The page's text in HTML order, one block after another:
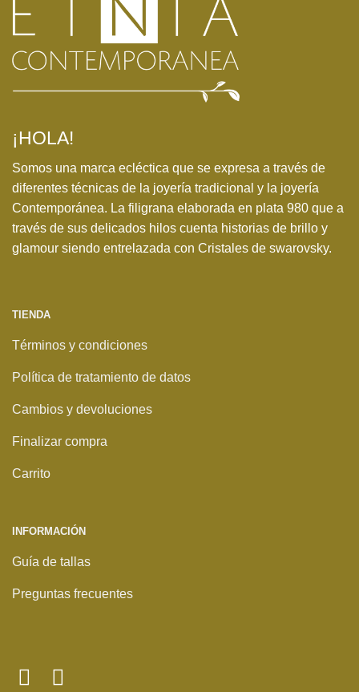
¡HOLA!
Somos una marca ecléctica que se expresa a través de
diferentes técnicas de la joyería tradicional y la joyería
Contemporánea. La filigrana elaborada en plata 980 que a
través de sus delicados hilos cuenta historias de brillo y
glamour siendo entrelazada con Cristales de swarovsky.
TIENDA
Términos y condiciones
Política de tratamiento de datos
Cambios y devoluciones
Finalizar compra
Carrito
INFORMACIÓN
Guía de tallas
Preguntas frecuentes